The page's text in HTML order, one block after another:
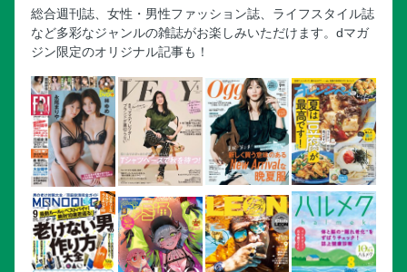
総合週刊誌、女性・男性ファッション誌、ライフスタイル誌
など多彩なジャンルの雑誌がお楽しみいただけます。dマガ
ジン限定のオリジナル記事も！